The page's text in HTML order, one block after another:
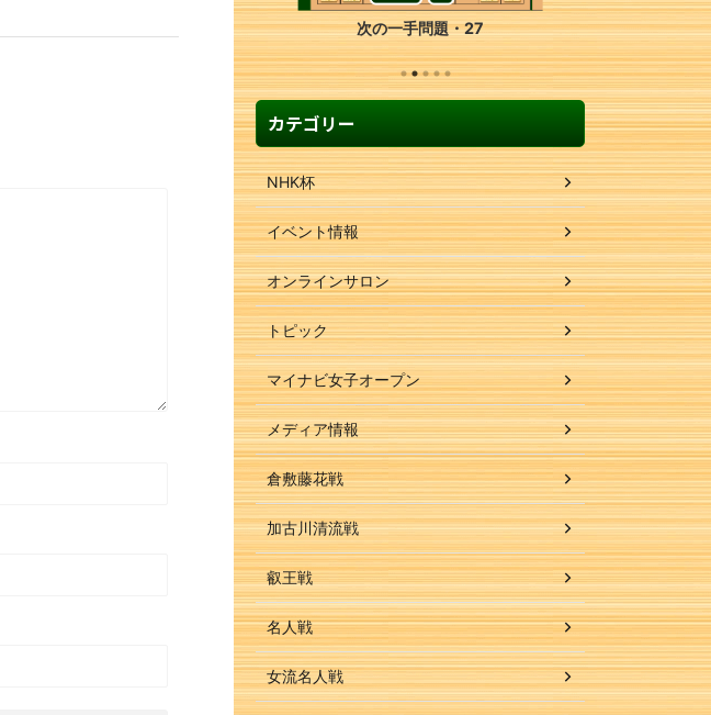
次の一手問題・27
カテゴリー
NHK杯
イベント情報
オンラインサロン
トピック
マイナビ女子オープン
メディア情報
倉敷藤花戦
加古川清流戦
叡王戦
名人戦
女流名人戦